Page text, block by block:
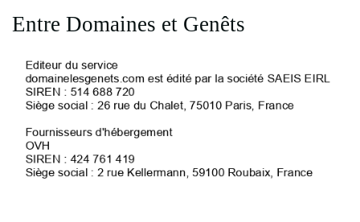
Entre Domaines et Genêts